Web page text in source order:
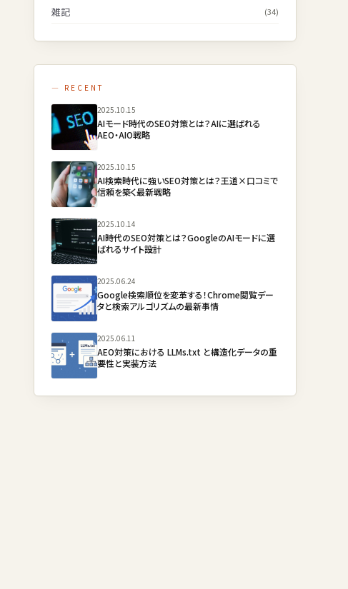
雑記 (34)
— RECENT
2025.10.15
AIモード時代のSEO対策とは？AIに選ばれる
AEO・AIO戦略
2025.10.15
AI検索時代に強いSEO対策とは？王道×口コミで
信頼を築く最新戦略
2025.10.14
AI時代のSEO対策とは？GoogleのAIモードに選
ばれるサイト設計
2025.06.24
Google検索順位を変革する！Chrome閲覧デー
タと検索アルゴリズムの最新事情
2025.06.11
AEO対策における LLMs.txt と構造化データの重
要性と実装方法